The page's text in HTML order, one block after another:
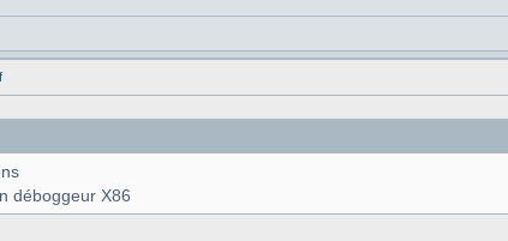
déboggeur X86